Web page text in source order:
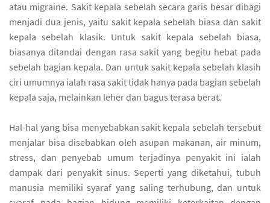
atau migraine. Sakit kepala sebelah secara garis besar dibagi
menjadi dua jenis, yaitu sakit kepala sebelah biasa dan sakit
kepala sebelah klasik. Untuk sakit kepala sebelah biasa,
biasanya ditandai dengan rasa sakit yang begitu hebat pada
sebelah bagian kepala. Dan untuk sakit kepala sebelah klasih
ciri umumnya ialah rasa sakit tidak hanya pada bagian sebelah
kepala saja, melainkan leher dan bagus terasa berat.
Hal-hal yang bisa menyebabkan sakit kepala sebelah tersebut
menjalar bisa disebabkan oleh asupan makanan, air minum,
stress, dan penyebab umum terjadinya penyakit ini ialah
dampak dari penyakit sinus. Seperti yang diketahui, tubuh
manusia memiliki syaraf yang saling terhubung, dan untuk